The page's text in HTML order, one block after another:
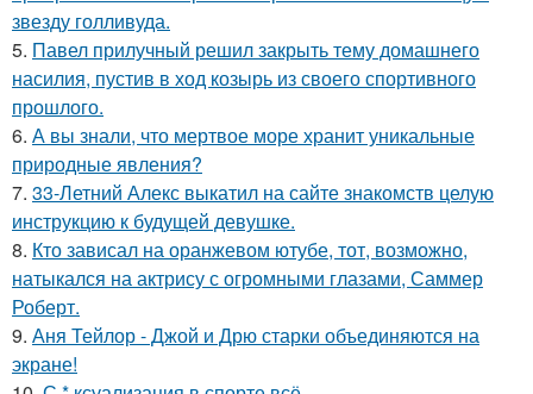
звезду голливуда.
5. Павел прилучный решил закрыть тему домашнего
насилия, пустив в ход козырь из своего спортивного
прошлого.
6. А вы знали, что мертвое море хранит уникальные
природные явления?
7. 33-Летний Алекс выкатил на сайте знакомств целую
инструкцию к будущей девушке.
8. Кто зависал на оранжевом ютубе, тот, возможно,
натыкался на актрису с огромными глазами, Саммер
Роберт.
9. Аня Тейлор - Джой и Дрю старки объединяются на
экране!